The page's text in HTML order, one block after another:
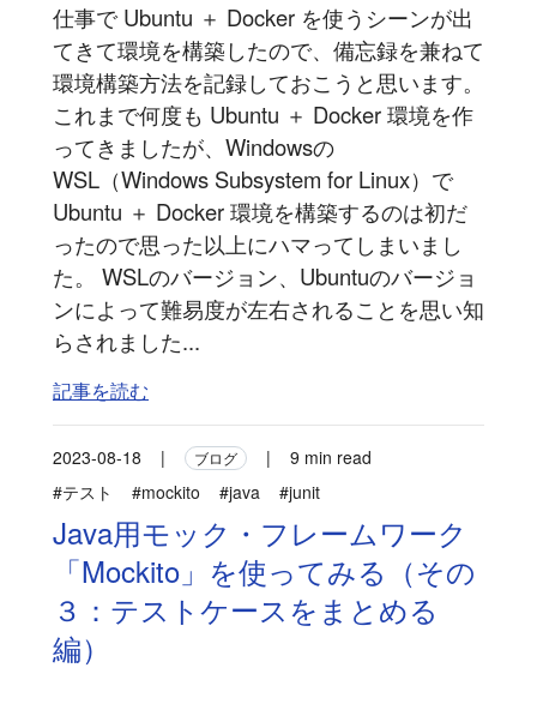
仕事で Ubuntu ＋ Docker を使うシーンが出
てきて環境を構築したので、備忘録を兼ねて
環境構築方法を記録しておこうと思います。
これまで何度も Ubuntu ＋ Docker 環境を作
ってきましたが、Windowsの
WSL（Windows Subsystem for Linux）で
Ubuntu ＋ Docker 環境を構築するのは初だ
ったので思った以上にハマってしまいまし
た。 WSLのバージョン、Ubuntuのバージョ
ンによって難易度が左右されることを思い知
らされました...
記事を読む
2023-08-18 | ブログ |
9 min read
#テスト
#mockito #java #junit
Java用モック・フレームワーク
「Mockito」を使ってみる（その
３：テストケースをまとめる
編）